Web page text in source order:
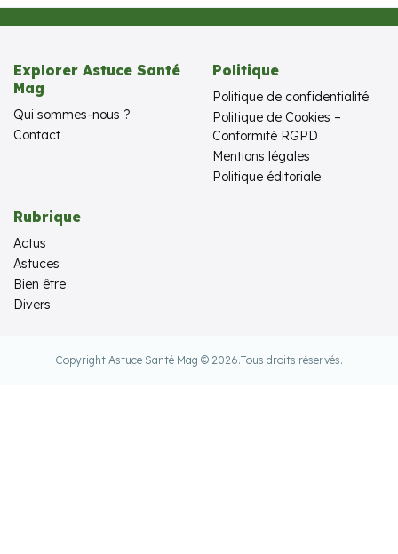
Explorer Astuce Santé
Mag
Qui sommes-nous ?
Contact
Politique
Politique de confidentialité
Politique de Cookies –
Conformité RGPD
Mentions légales
Politique éditoriale
Rubrique
Actus
Astuces
Bien être
Divers
Copyright Astuce Santé Mag © 2026.Tous droits réservés.